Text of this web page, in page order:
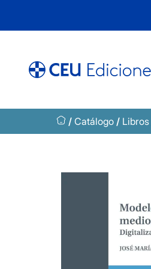
/Catálogo / Libros